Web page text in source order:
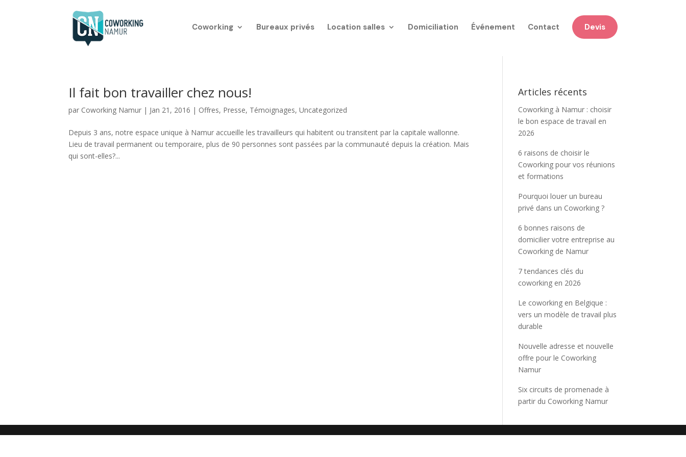
Coworking Bureaux privés Location salles Domiciliation Événement Contact Devis
Il fait bon travailler chez nous!
par Coworking Namur | Jan 21, 2016 | Offres, Presse, Témoignages,Uncategorized
Depuis 3 ans, notre espace unique à Namur accueille les travailleurs qui habitent ou transitent par la capitale wallonne.
Lieu de travail permanent ou temporaire, plus de 90 personnes sont passées par la communauté depuis la création. Mais
qui sont-elles?...
Articles récents
Coworking à Namur : choisir
le bon espace de travail en
2026
6 raisons de choisir le
Coworking pour vos réunions
et formations
Pourquoi louer un bureau
privé dans un Coworking ?
6 bonnes raisons de
domicilier votre entreprise au
Coworking de Namur
7 tendances clés du
coworking en 2026
Le coworking en Belgique :
vers un modèle de travail plus
durable
Nouvelle adresse et nouvelle
offre pour le Coworking
Namur
Six circuits de promenade à
partir du Coworking Namur